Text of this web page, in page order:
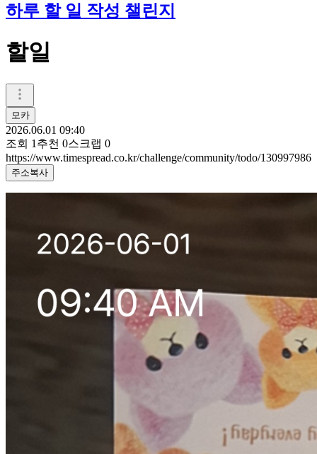
하루 할 일 작성 챌린지
할일
모카
2026.06.01 09:40
조회 1 추천 0스크랩 0
https://www.timespread.co.kr/challenge/community/todo/130997986
주소복사